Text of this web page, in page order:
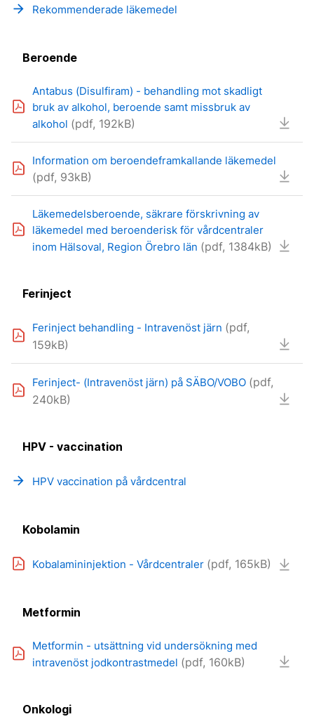
arrow_forward Rekommenderade läkemedel
Beroende
Antabus (Disulfiram) - behandling mot skadligt
bruk av alkohol, beroende samt missbruk av
alkohol (pdf, 192kB)
Information om beroendeframkallande läkemedel
(pdf, 93kB)
Läkemedelsberoende, säkrare förskrivning av
läkemedel med beroenderisk för vårdcentraler
inom Hälsoval, Region Örebro län (pdf, 1384kB)
Ferinject
Ferinject behandling - Intravenöst järn (pdf,
159kB)
Ferinject- (Intravenöst järn) på SÄBO/VOBO (pdf,
240kB)
HPV - vaccination
arrow_forward HPV vaccination på vårdcentral
Kobolamin
Kobalamininjektion - Vårdcentraler (pdf, 165kB)
Metformin
Metformin - utsättning vid undersökning med
intravenöst jodkontrastmedel (pdf, 160kB)
Onkologi